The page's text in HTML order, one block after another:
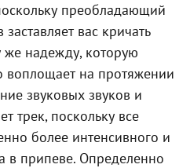
преобладающий
вас кричать
же надежду, которую
воплощает на протяжении
звуковых звуков и
трек, поскольку все
более интенсивного и
в припеве. Определенно